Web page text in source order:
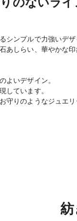
シンプルで力強いデザ
あしらい、華やかな印
よいデザイン。
しています。
守りのようなジュエリ